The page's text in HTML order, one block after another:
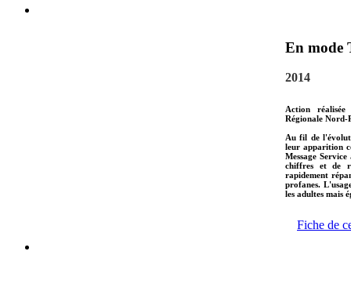
En mode
2014
Action
Régionale Nord-
Au fil de
leur apparition
Message
chiffres et de
rapidement
profanes.
les adultes mais
Fiche de